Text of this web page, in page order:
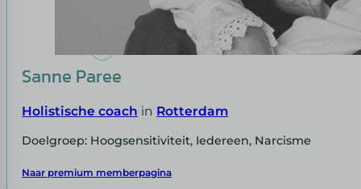
Sanne Paree
Holistische coach in Rotterdam
Doelgroep: Hoogsensitiviteit, Iedereen, Narcisme
Naar premium memberpagina